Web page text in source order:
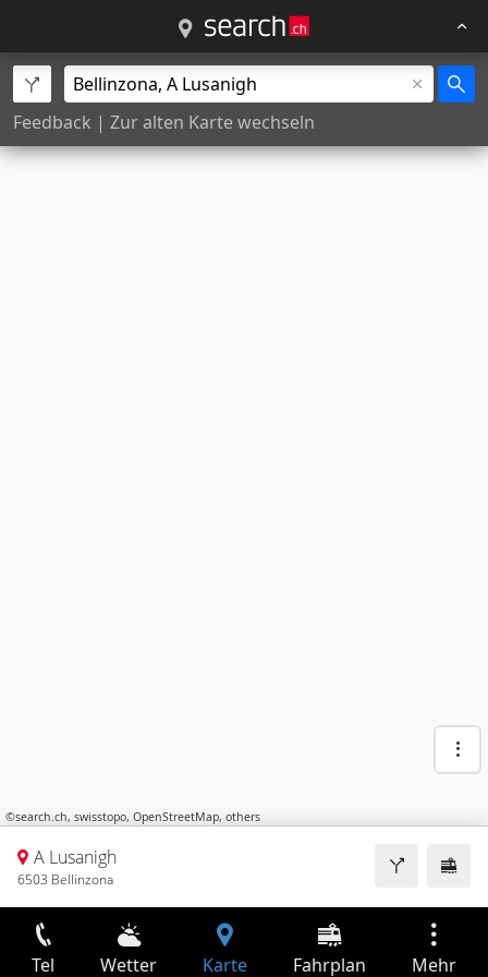
Feedback | Zur alten Karte wechseln
©search.ch, swisstopo, OpenStreetMap, others
A Lusanigh
6503 Bellinzona
Tel Wetter Karte Fahrplan Mehr